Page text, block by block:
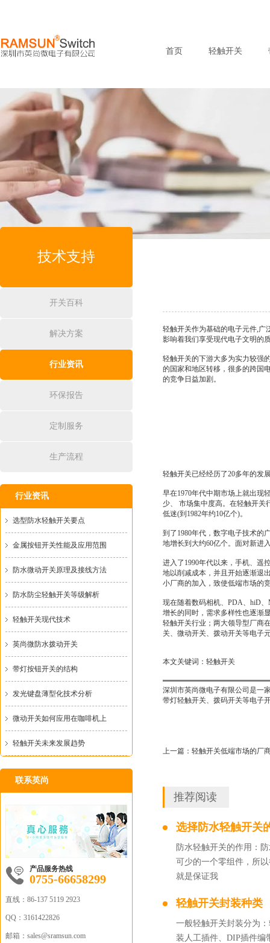
首页 轻触开关
技术支持
开关百科
解决方案
行业资讯
环保报告
定制服务
生产流程
行业资讯
选型防水轻触开关要点
金属按钮开关性能及应用范围
防水微动开关原理及接线方法
防水防尘轻触开关等级解析
轻触开关现代技术
英尚微防水拨动开关
带灯按钮开关的结构
发光键盘薄型化技术分析
微动开关如何应用在咖啡机上
轻触开关未来发展趋势
联系英尚
产品服务热线
0755-66658299
直线： 86-137 5119 2923
QQ： 3161422826
邮箱：sales@sramsun.com
轻触开关作为基础的电子元件,广
影响着我们享受现代电子文明的
轻触开关的下游大多为实力较强
的国家和地区转移，很多的跨国
的竞争日益加剧。
轻触开关已经经历了20多年的发
早在1970年代中期市场上就出现
少、 市场集中度高。在轻触开
低迷(到1982年约10亿个)。
到了1980年代，数字电子技术的
地增长到大约60亿个。面对新进
进入了1990年代以来，手机、遥
地以削减成本，并且开始逐渐退
小厂商的加入，致使低端市场的
现在随着数码相机、PDA、hiD
增长的同时，需求多样性也逐渐
轻触开关行业；两大领导型厂商
关、微动开关、拨动开关等电子
本文关键词： 轻触开关
深圳市英尚微电子有限公司是一
带灯轻触开关、拨码开关等电子
上一篇： 轻触开关低端市场的厂
推荐阅读
选择防水轻触开关
防水轻触开关的作用：
可少的一个零组件，所
就是保证我
轻触开关封装种类
一般轻触开关封装分为
装人工插件、DIP插件编